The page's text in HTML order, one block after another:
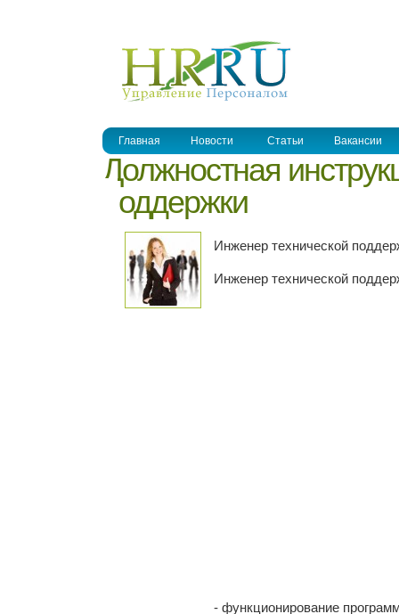
Главная Новости Статьи Вакансии
Должностная
поддержки
Инженер технической
Инженер технической
- функционирование